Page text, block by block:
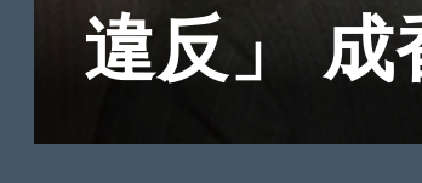
違反」 成